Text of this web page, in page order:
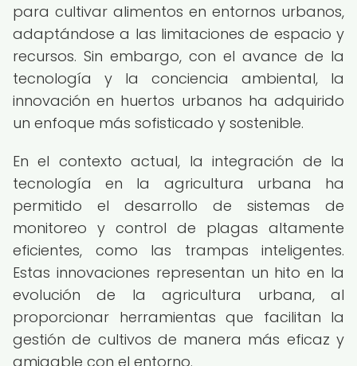
para cultivar alimentos en entornos urbanos,
adaptándose a las limitaciones de espacio y
recursos. Sin embargo, con el avance de la
tecnología y la conciencia ambiental, la
innovación en huertos urbanos ha adquirido
un enfoque más sofisticado y sostenible.
En el contexto actual, la integración de la
tecnología en la agricultura urbana ha
permitido el desarrollo de sistemas de
monitoreo y control de plagas altamente
eficientes, como las trampas inteligentes.
Estas innovaciones representan un hito en la
evolución de la agricultura urbana, al
proporcionar herramientas que facilitan la
gestión de cultivos de manera más eficaz y
amigable con el entorno.